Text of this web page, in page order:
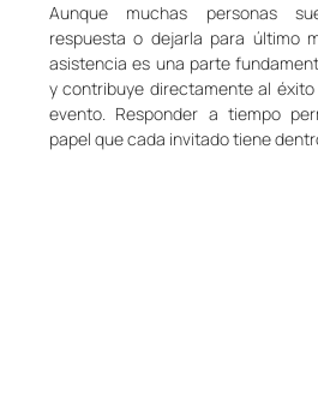
Aunque muchas personas
respuesta o dejarla para último
asistencia es una parte
y contribuye directamente al
evento. Responder a tiempo
papel que cada invitado tiene